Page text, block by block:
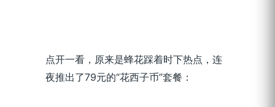
点开一看，原来是蜂花踩着时下热点，连
夜推出了79元的“花西子币”套餐：